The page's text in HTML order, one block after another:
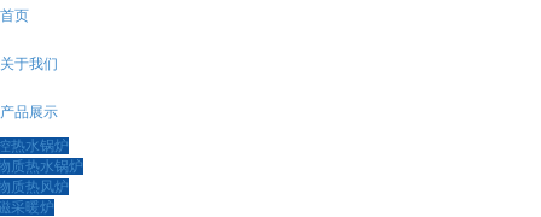
首页
关于我们
产品展示
热水锅炉
质热水锅炉
质热风炉
采暖炉